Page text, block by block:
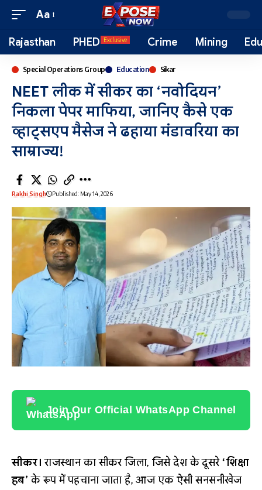
Aa
Rajasthan PHED Exclusive Crime Mining
Special Operations Group Education Sikar
NEET लीक में सीकर का ‘नवोदियन’
निकला पेपर माफिया, जानिए कैसे एक
व्हाट्सएप मैसेज ने ढहाया मंडावरिया का
साम्राज्य!
Rakhi Singh Published: May 14, 2026
Join Our Official WhatsApp Channel
सीकर। राजस्थान का सीकर जिला, जिसे देश के दूसरे‘शिक्षा
हब’ के रूप में पहचाना जाता है, आज एक ऐसी सनसनीखेज